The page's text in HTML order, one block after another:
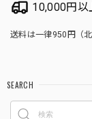
10,000円以
送料は一律950円（
SEARCH